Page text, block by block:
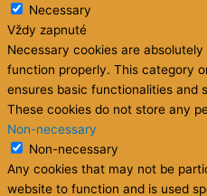
Necessary
Vždy zapnuté
Necessary cookies are
function properly. This category
ensures basic functionalities and
These cookies do not store any
Non-necessary
Non-necessary
Any cookies that may not be
website to function and is used